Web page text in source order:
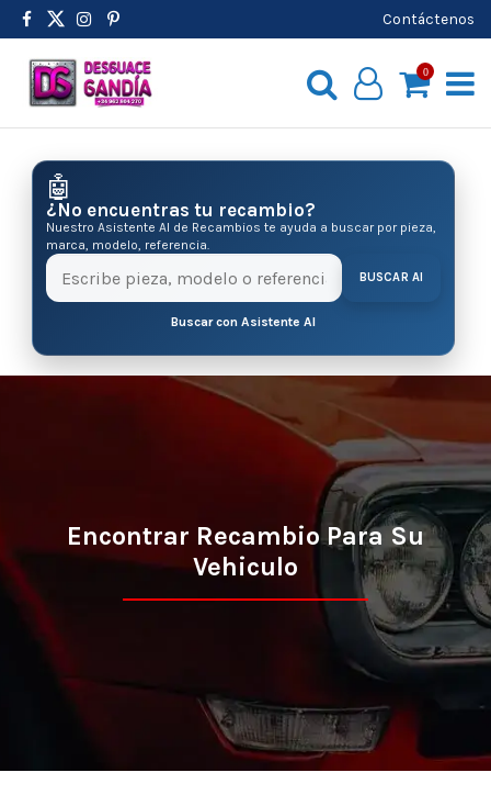
Contáctenos
0
🤖
¿No encuentras tu recambio?
Nuestro Asistente AI de Recambios te ayuda a buscar por pieza,
marca, modelo, referencia.
BUSCAR AI
Buscar con Asistente AI
Encontrar Recambio Para Su
Vehiculo